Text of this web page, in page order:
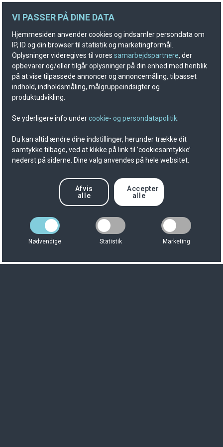
VI PASSER PÅ DINE DATA
Hjemmesiden anvender cookies og indsamler persondata om
IP, ID og din browser til statistik og marketingformål.
Oplysninger videregives til vores samarbejdspartnere, der
opbevarer og/eller tilgår oplysninger på din enhed med henblik
på at vise tilpassede annoncer og annoncemåling, tilpasset
indhold, indholdsmåling, målgruppeindsigter og
produktudvikling.
Se yderligere info undercookie- og persondatapolitik
Du kan altid ændre dine indstillinger, herunder trække dit
samtykke tilbage, ved at klikke på link til ’cookiesamtykke’
nederst på siderne. Dine valg anvendes på hele websitet.
Afvis
alle
Accepter
alle
Nødvendige Statistik Marketing